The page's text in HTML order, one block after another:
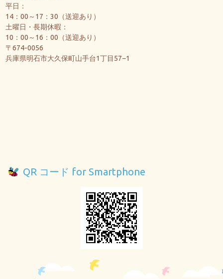
平日：
14：00～17：30（送迎あり）
土曜日・長期休暇：
10：00～16：00（送迎あり）
〒674-0056
兵庫県明石市大久保町山手台1丁目57−1
QR コード for Smartphone